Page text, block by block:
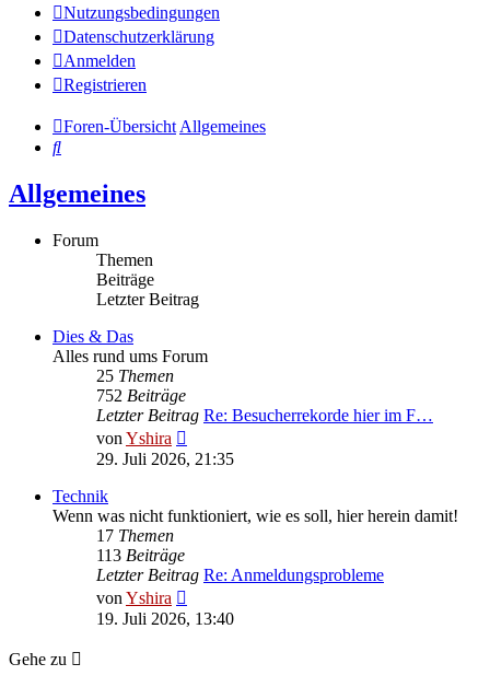
Nutzungsbedingungen
Datenschutzerklärung
Anmelden
Registrieren
Foren-ÜbersichtAllgemeines
Suche
Allgemeines
Forum
Themen
Beiträge
Letzter Beitrag
Dies & Das
Alles rund ums Forum
25 Themen
752 Beiträge
Letzter Beitrag Re: Besucherrekorde hier im F…
von Yshira
Beitrag
29. Juli 2026, 21:35
Technik
Wenn was nicht funktioniert, wie es soll, hier herein damit!
17 Themen
113 Beiträge
Letzter Beitrag Re: Anmeldungsprobleme
von Yshira
Beitrag
19. Juli 2026, 13:40
Gehe zu